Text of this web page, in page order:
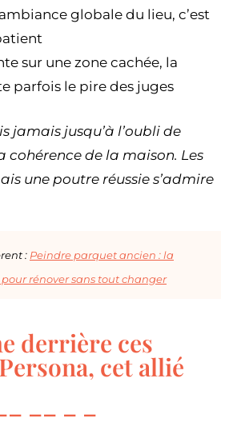
globale du lieu, c’est
sur une zone cachée, la
parfois le pire des juges
jamais jusqu’à l’oubli de
cohérence de la maison. Les
une poutre réussie s’admire
: Peindre parquet ancien : la
rénover sans tout changer
derrière ces
cet allié